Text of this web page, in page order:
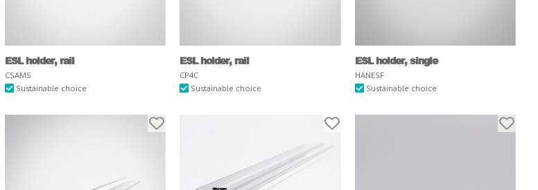
ESL holder, rail
CSAMS
Sustainable choice
ESL holder, rail
CP4C
Sustainable choice
ESL holder, single
HANESF
Sustainable choice